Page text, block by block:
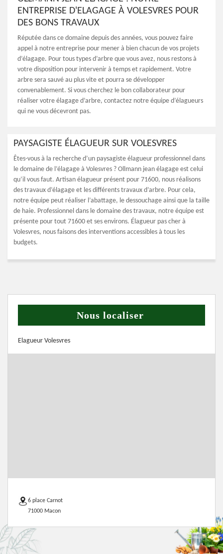
ENTREPRISE D'ELAGAGE À VOLESVRES POUR
DES BONS TRAVAUX
Réputée dans ce domaine depuis des années, vous pouvez faire
appel à notre entreprise pour mener à bien chacun de vos projets
d’élagage. Pour tous types d’arbre que vous avez, nous restons à
votre disposition pour intervenir à temps et rapidement. Votre
arbre sera sauvé au plus vite et pourra se développer
convenablement. Si vous cherchez le bon collaborateur pour
réaliser votre élagage d’arbre, contactez notre équipe d’élagueurs
qui ne vous décevront pas.
PAYSAGISTE ÉLAGUEUR SUR VOLESVRES
Êtes-vous à la recherche d’un paysagiste élagueur professionnel dans
le domaine de l’élagage à Volesvres ? Ollmann jean élagage est celui
qu’il vous faut. Artisan élagueur présent pour 71600, nous réalisons
des travaux d’élagage et les différents travaux d’arbre. Pour cela,
notre équipe peut réaliser l’abattage, le dessouchage ainsi que la taille
de haie. Professionnel dans le domaine des travaux, notre équipe est
présente pour tout 71600 et ses environs. Élagueur pas cher à
Volesvres, nous faisons des interventions accessibles à tous les
budgets.
Nous localiser
Elagueur Volesvres
6 place Carnot
71000 Macon